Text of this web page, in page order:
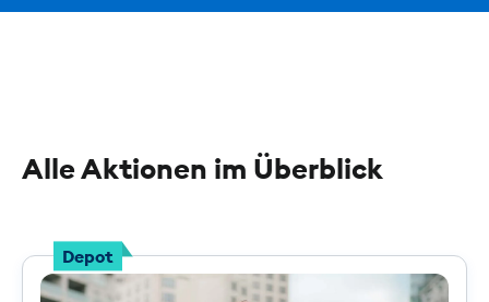
Alle Aktionen im Überblick
Depot